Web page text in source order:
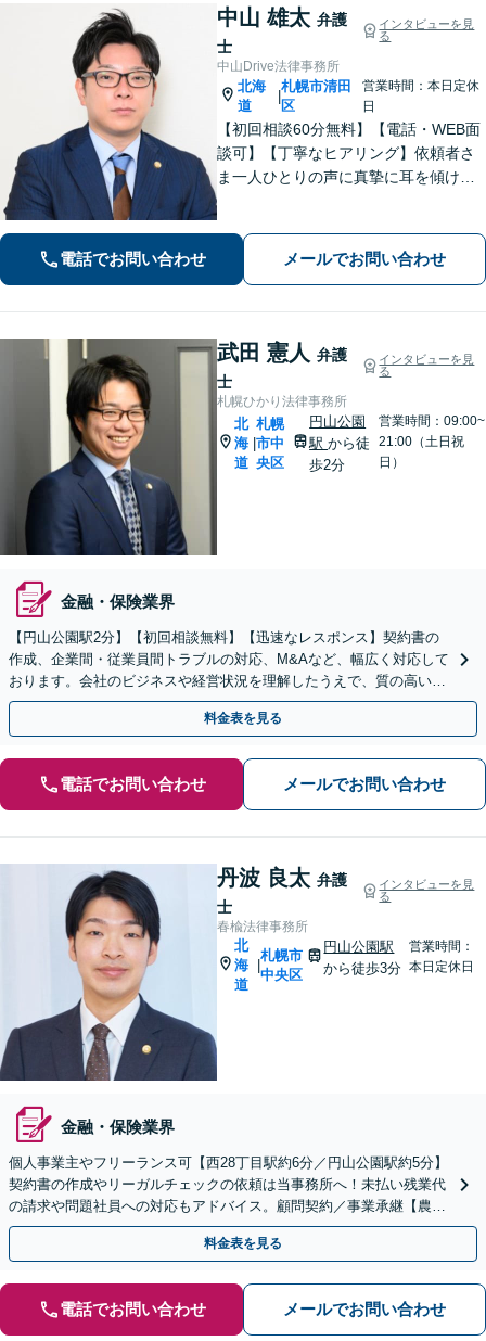
中山 雄太 弁護
士
インタビューを見
る
中山Drive法律事務所
北海
道
|
札幌市清田
区
営業時間：本日定休
日
【初回相談60分無料】【電話・WEB面
談可】【丁寧なヒアリング】依頼者さ
ま一人ひとりの声に真摯に耳を傾け、
度弁護士にご相談ください。最善の解
決策を共に考えていきましょう。
電話でお問い合わせ メールでお問い合わせ
武田 憲人 弁護
士
インタビューを見
る
札幌ひかり法律事務所
北
海
道
札幌
市中
央区
円山公園
駅から徒
歩2分
営業時間：09:00~
21:00（土日祝
日）
金融・保険業界
【円山公園駅2分】【初回相談無料】【迅速なレスポンス】契約書の
作成、企業間・従業員間トラブルの対応、M&Aなど、幅広く対応して
おります。会社のビジネスや経営状況を理解したうえで、質の高いリ
ーガルサービスを提供いたします。【電話相談可】
料金表を見る
電話でお問い合わせ メールでお問い合わせ
丹波 良太 弁護
士
インタビューを見
る
春楡法律事務所
北
海
道
札幌市
中央区
円山公園駅
から徒歩3分
営業時間：
本日定休日
金融・保険業界
個人事業主やフリーランス可【西28丁目駅約6分／円山公園駅約5分】
契約書の作成やリーガルチェックの依頼は当事務所へ！未払い残業代
の請求や問題社員への対応もアドバイス。顧問契約／事業承継【農業
業界の顧問実績あり】
料金表を見る
電話でお問い合わせ メールでお問い合わせ